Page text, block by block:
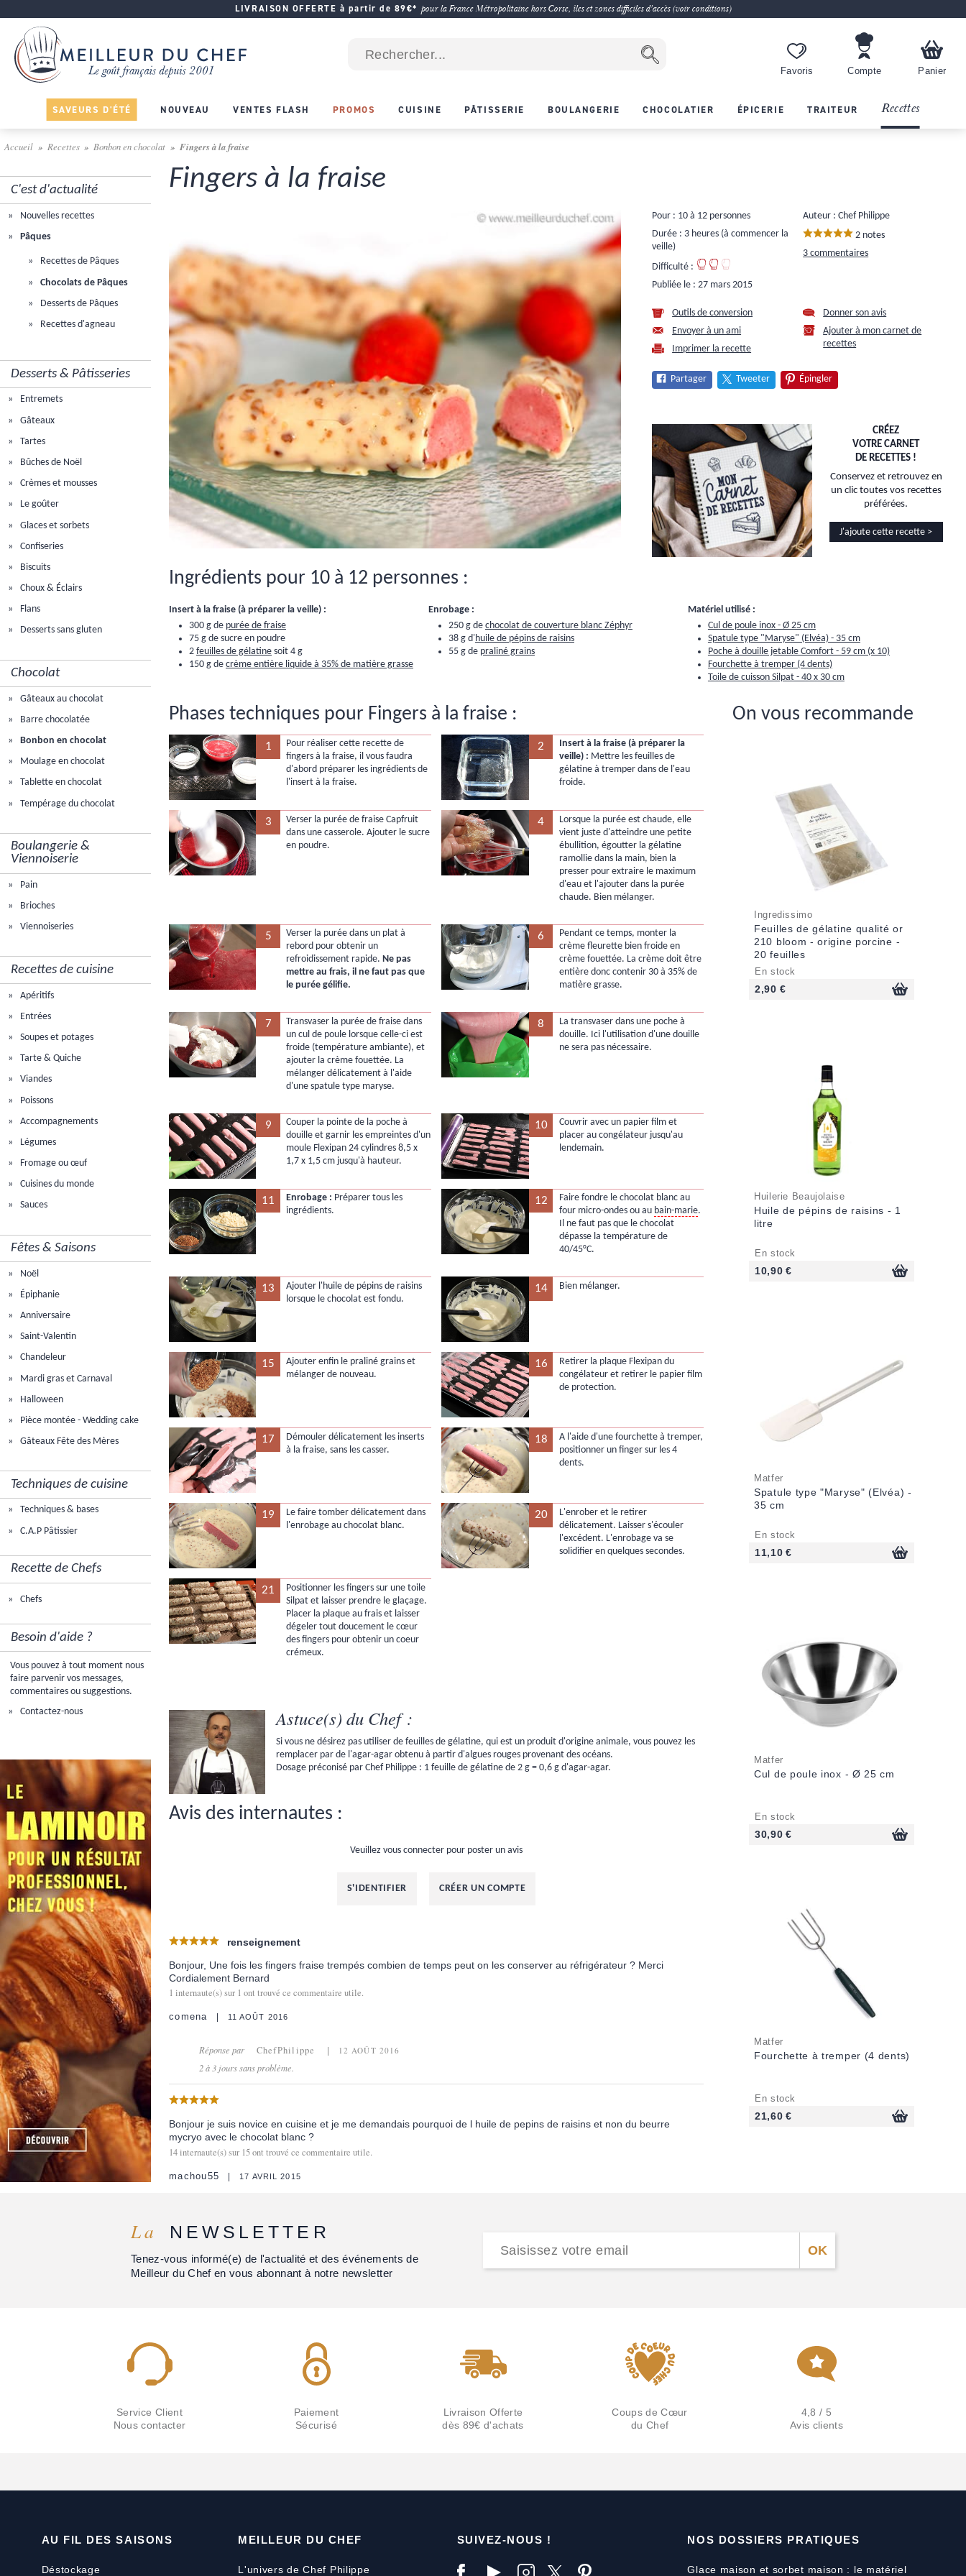
LIVRAISON OFFERTE à partir de 89€* pour la France Métropolitaine hors Corse, îles et zones difficiles d'accès (voir conditions)
Favoris Compte Panier
SAVEURS D'ÉTÉ NOUVEAU VENTES FLASH PROMOS CUISINE PÂTISSERIE BOULANGERIE CHOCOLATIER ÉPICERIE TRAITEUR Recettes
Accueil Recettes Bonbon en chocolat Fingers à la fraise
C'est d'actualité
Nouvelles recettes
Pâques
Recettes de Pâques
Chocolats de Pâques
Desserts de Pâques
Recettes d'agneau
Desserts & Pâtisseries
Entremets
Gâteaux
Tartes
Bûches de Noël
Crèmes et mousses
Le goûter
Glaces et sorbets
Confiseries
Biscuits
Choux & Éclairs
Flans
Desserts sans gluten
Chocolat
Gâteaux au chocolat
Barre chocolatée
Bonbon en chocolat
Moulage en chocolat
Tablette en chocolat
Tempérage du chocolat
Boulangerie &
Viennoiserie
Pain
Brioches
Viennoiseries
Recettes de cuisine
Apéritifs
Entrées
Soupes et potages
Tarte & Quiche
Viandes
Poissons
Accompagnements
Légumes
Fromage ou œuf
Cuisines du monde
Sauces
Fêtes & Saisons
Noël
Épiphanie
Anniversaire
Saint-Valentin
Chandeleur
Mardi gras et Carnaval
Halloween
Pièce montée - Wedding cake
Gâteaux Fête des Mères
Techniques de cuisine
Techniques & bases
C.A.P Pâtissier
Recette de Chefs
Chefs
Besoin d'aide ?
Vous pouvez à tout moment nous
faire parvenir vos messages,
commentaires ou suggestions.
Contactez-nous
Fingers à la fraise
Pour : 10 à 12 personnes
Durée : 3 heures (à commencer la
veille)
Difficulté :
Publiée le :27 mars 2015
Auteur : Chef Philippe
2 notes
3 commentaires
Outils de conversion
Envoyer à un ami
Imprimer la recette
Donner son avis
Ajouter à mon carnet de
recettes
Partager Tweeter Épingler
CRÉEZ
VOTRE CARNET
DE RECETTES !
Conservez et retrouvez en
un clic toutes vos recettes
préférées.
J'ajoute cette recette >
Ingrédients pour 10 à 12 personnes :
Insert à la fraise (à préparer la veille) :
300 g de purée de fraise
75 g de sucre en poudre
2 feuilles de gélatine soit 4 g
150 g de crème entière liquide à 35% de matière grasse
Enrobage :
250 g de chocolat de couverture blanc Zéphyr
38 g d' huile de pépins de raisins
55 g de praliné grains
Matériel utilisé :
Cul de poule inox - Ø 25 cm
Spatule type "Maryse" (Elvéa) - 35 cm
Poche à douille jetable Comfort - 59 cm (x 10)
Fourchette à tremper (4 dents)
Toile de cuisson Silpat - 40 x 30 cm
On vous recommande
Ingredissimo
Feuilles de gélatine qualité or
210 bloom - origine porcine -
20 feuilles
En stock
2,90 €
Huilerie Beaujolaise
Huile de pépins de raisins - 1
litre
En stock
10,90 €
Matfer
Spatule type "Maryse" (Elvéa) -
35 cm
En stock
11,10 €
Matfer
Cul de poule inox - Ø 25 cm
En stock
30,90 €
Matfer
Fourchette à tremper (4 dents)
En stock
21,60 €
Phases techniques pour Fingers à la fraise :
1
Pour réaliser cette recette de
fingers à la fraise, il vous faudra
d'abord préparer les ingrédients de
l'insert à la fraise.
2
Insert à la fraise (à préparer la
veille) : Mettre les feuilles de
gélatine à tremper dans de l'eau
froide.
3
Verser la purée de fraise Capfruit
dans une casserole. Ajouter le sucre
en poudre.
4
Lorsque la purée est chaude, elle
vient juste d'atteindre une petite
ébullition, égoutter la gélatine
ramollie dans la main, bien la
presser pour extraire le maximum
d'eau et l'ajouter dans la purée
chaude. Bien mélanger.
5
Verser la purée dans un plat à
rebord pour obtenir un
refroidissement rapide.Ne pas
mettre au frais, il ne faut pas que
le purée gélifie.
6
Pendant ce temps, monter la
crème fleurette bien froide en
crème fouettée. La crème doit être
entière donc contenir 30 à 35% de
matière grasse.
7
Transvaser la purée de fraise dans
un cul de poule lorsque celle-ci est
froide (température ambiante), et
ajouter la crème fouettée. La
mélanger délicatement à l'aide
d'une spatule type maryse.
8
La transvaser dans une poche à
douille. Ici l'utilisation d'une douille
ne sera pas nécessaire.
9
Couper la pointe de la poche à
douille et garnir les empreintes d'un
moule Flexipan 24 cylindres 8,5 x
1,7 x 1,5 cm jusqu'à hauteur.
10
Couvrir avec un papier film et
placer au congélateur jusqu'au
lendemain.
11 Enrobage : Préparer tous les
ingrédients.
12
Faire fondre le chocolat blanc au
four micro-ondes ou au bain-marie.
Il ne faut pas que le chocolat
dépasse la température de
40/45°C.
13
Ajouter l'huile de pépins de raisins
lorsque le chocolat est fondu.
14 Bien mélanger.
15
Ajouter enfin le praliné grains et
mélanger de nouveau.
16
Retirer la plaque Flexipan du
congélateur et retirer le papier film
de protection.
17
Démouler délicatement les inserts
à la fraise, sans les casser.
18
A l'aide d'une fourchette à tremper,
positionner un finger sur les 4
dents.
19
Le faire tomber délicatement dans
l'enrobage au chocolat blanc.
20
L'enrober et le retirer
délicatement. Laisser s'écouler
l'excédent. L'enrobage va se
solidifier en quelques secondes.
21
Positionner les fingers sur une toile
Silpat et laisser prendre le glaçage.
Placer la plaque au frais et laisser
dégeler tout doucement le cœur
des fingers pour obtenir un coeur
crémeux.
Astuce(s) du Chef :
Si vous ne désirez pas utiliser de feuilles de gélatine, qui est un produit d'origine animale, vous pouvez les
remplacer par de l'agar-agarobtenu à partir d'algues rouges provenant des océans.
Dosage préconisé par Chef Philippe : 1 feuille de gélatine de 2 g = 0,6 g d'agar-agar.
Avis des internautes :
Veuillez vous connecter pour poster un avis
S'IDENTIFIER CRÉER UN COMPTE
renseignement
Bonjour, Une fois les fingers fraise trempés combien de temps peut on les conserver au réfrigérateur ? Merci
Cordialement Bernard
1 internaute(s) sur 1 ont trouvé ce commentaire utile.
comena 11 AOÛT 2016
Réponse par ChefPhilippe 12 AOÛT 2016
2 à 3 jours sans problème.
Bonjour je suis novice en cuisine et je me demandais pourquoi de l huile de pepins de raisins et non du beurre
mycryo avec le chocolat blanc ?
14internaute(s) sur 15ont trouvé ce commentaire utile.
machou55 17 AVRIL 2015
La NEWSLETTER
Tenez-vous informé(e) de l'actualité et des événements de
Meilleur du Chef en vous abonnant à notre newsletter
Service Client
Nous contacter
Paiement
Sécurisé
Livraison Offerte
dès 89€ d'achats
Coups de Cœur
du Chef
4,8 / 5
Avis clients
AU FIL DES SAISONS
Déstockage
MEILLEUR DU CHEF
L'univers de Chef Philippe
SUIVEZ-NOUS ! NOS DOSSIERS PRATIQUES
Glace maison et sorbet maison : le matériel